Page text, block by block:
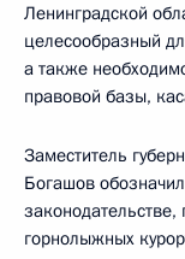
Ленинградской
целесообразный
а также
правовой базы,
Заместитель
Богашов
горнолыжных